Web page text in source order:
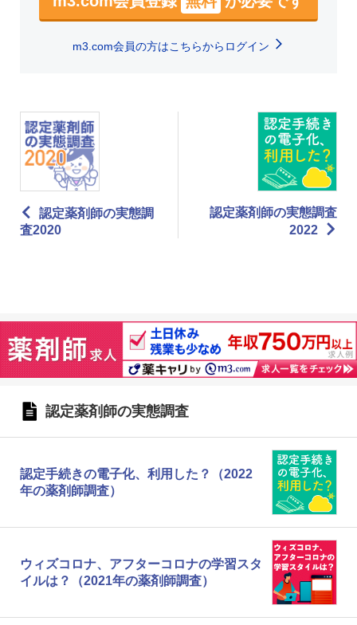
m3.com会員の方はこちらからログイン
認定薬剤師の実態調
査2020
認定薬剤師の実態調査
2022
認定薬剤師の実態調査
認定手続きの電子化、利用した？（2022
年の薬剤師調査）
ウィズコロナ、アフターコロナの学習スタ
イルは？（2021年の薬剤師調査）